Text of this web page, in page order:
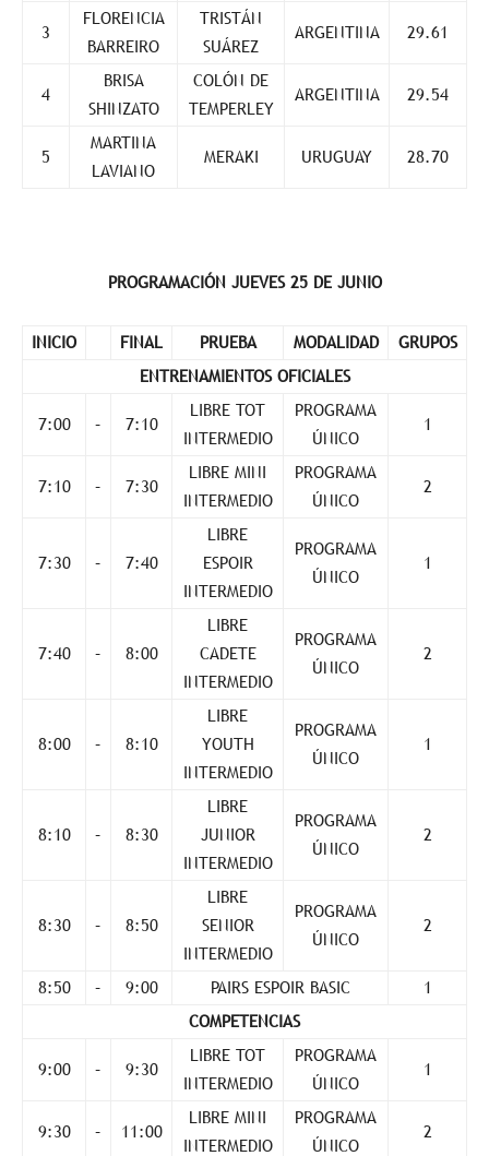
3
FLORENCIA
BARREIRO
TRISTÁN
SUÁREZ
ARGENTINA 29.61
4
BRISA
SHINZATO
COLÓN DE
TEMPERLEY
ARGENTINA 29.54
5
MARTINA
LAVIANO
MERAKI URUGUAY 28.70
PROGRAMACIÓN JUEVES 25 DE JUNIO
INICIO FINAL PRUEBA MODALIDAD
GRUPOS
ENTRENAMIENTOS OFICIALES
7:00 – 7:10
LIBRE TOT
INTERMEDIO
PROGRAMA
ÚNICO
1
7:10 – 7:30
LIBRE MINI
INTERMEDIO
PROGRAMA
ÚNICO
2
7:30 – 7:40
LIBRE
ESPOIR
INTERMEDIO
PROGRAMA
ÚNICO
1
7:40 – 8:00
LIBRE
CADETE
INTERMEDIO
PROGRAMA
ÚNICO
2
8:00 – 8:10
LIBRE
YOUTH
INTERMEDIO
PROGRAMA
ÚNICO
1
8:10 – 8:30
LIBRE
JUNIOR
INTERMEDIO
PROGRAMA
ÚNICO
2
8:30 – 8:50
LIBRE
SENIOR
INTERMEDIO
PROGRAMA
ÚNICO
2
8:50 – 9:00 PAIRS ESPOIR BASIC
1
COMPETENCIAS
9:00 – 9:30
LIBRE TOT
INTERMEDIO
PROGRAMA
ÚNICO
1
9:30 – 11:00
LIBRE MINI
INTERMEDIO
PROGRAMA
ÚNICO
2